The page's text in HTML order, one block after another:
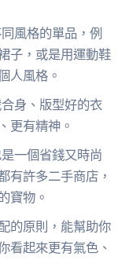
風格的單品，例
子，或是用運動鞋
人風格。
身、版型好的衣
更有精神。
一個省錢又時尚
有許多二手商店，
寶物。
的原則，能幫助你
看起來更有氣色、